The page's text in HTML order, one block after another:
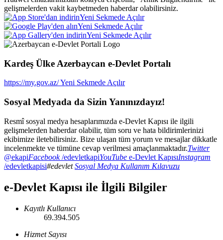
gelişmelerden vakit kaybetmeden haberdar olabilirsiniz.
Yeni Sekmede Açılır
Yeni Sekmede Açılır
Yeni Sekmede Açılır
Kardeş Ülke Azerbaycan e-Devlet Portalı
https://my.gov.az/Yeni Sekmede Açılır
Sosyal Medyada da Sizin Yanınızdayız!
Resmî sosyal medya hesaplarımızda e-Devlet Kapısı ile ilgili
gelişmelerden haberdar olabilir, tüm soru ve hata bildirimlerinizi
ekibimize iletebilirsiniz. Bize ulaşan tüm yorum ve mesajlar dikkatle
incelenmekte ve tümüne cevap verilmesi amaçlanmaktadır.Twitter
@ekapiFacebook /edevletkapiYouTube e-Devlet KapısıInstagram
/edevletkapisi#edevletSosyal Medya Kullanım Kılavuzu
e-Devlet Kapısı ile İlgili Bilgiler
Kayıtlı Kullanıcı
69.394.505
Hizmet Sayısı